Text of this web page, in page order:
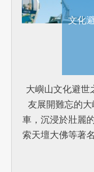
文化
大嶼山文化避世
友展開難忘的
車，沉浸於壯麗
索天壇大佛等著